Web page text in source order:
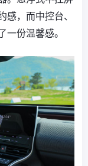
，而中控台、
份温馨感。